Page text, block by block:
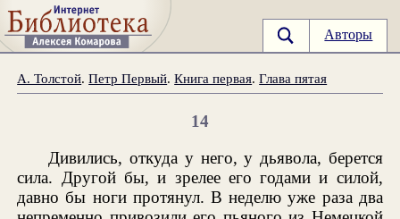
Авторы
А. Толстой.Петр Первый.Книга первая.Глава пятая
14
Дивились, откуда у него, у дьявола, берется
сила. Другой бы, и зрелее его годами и силой,
давно бы ноги протянул. В неделю уже раза два